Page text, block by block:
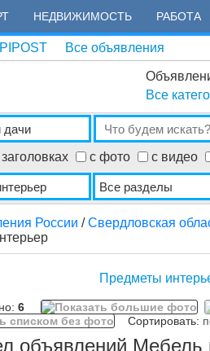
НЕДВИЖИМОСТЬ РАБОТА
Все объявления
Все
с фото с видео
России /Свердловская
Предметы
6
Сортировать:
объявлений Мебель